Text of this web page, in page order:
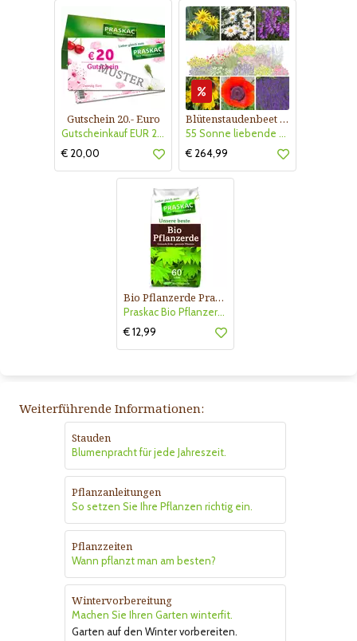
Gutschein 20.- Euro
Gutscheinkauf EUR 20.-
€ 20,00
Blütenstaudenbeet Kollektion Nr. 504
55 Sonne liebende Stauden für 6 m² Beet mit Pflanzplan
€ 264,99
Bio Pflanzerde Praskac
Praskac Bio Pflanzerde
€ 12,99
Weiterführende Informationen:
Stauden
Blumenpracht für jede Jahreszeit.
Pflanzanleitungen
So setzen Sie Ihre Pflanzen richtig ein.
Pflanzzeiten
Wann pflanzt man am besten?
Wintervorbereitung
Machen Sie Ihren Garten winterfit.
Garten auf den Winter vorbereiten.